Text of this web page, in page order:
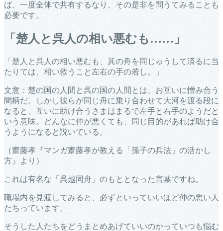
ば、一度全体で共有するなり、その是非を問うてみることも
必要です。
「楚人と呉人の相い悪むも……」
「楚人と呉人の相い悪むも、其の舟を同じゅうして済るに当
たりては、相い救うこと左右の手の若し。」
文意：楚の国の人間と呉の国の人間とは、お互いに憎み合う
間柄だ。しかし彼らが同じ舟に乗り合わせて大河を渡る段に
なると、互いに助け合うさまはまるで左手と右手のようだと
いう意味。どんなに仲が悪くても、同じ目的があれば助け合
うようになると説いている。
（齋藤孝『マンガ齋藤孝が教える「孫子の兵法」の活かし
方』より）
これは有名な「呉越同舟」のもととなった言葉ですね。
職場内を見渡してみると、必ずといっていいほど仲の悪い人
たちっています。
そうした人たちをどうまとめあげていいのかっていつも悩む